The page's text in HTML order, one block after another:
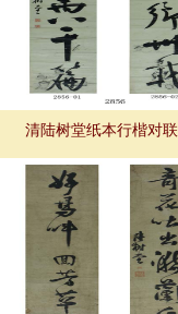
清陆树堂纸本行楷对联